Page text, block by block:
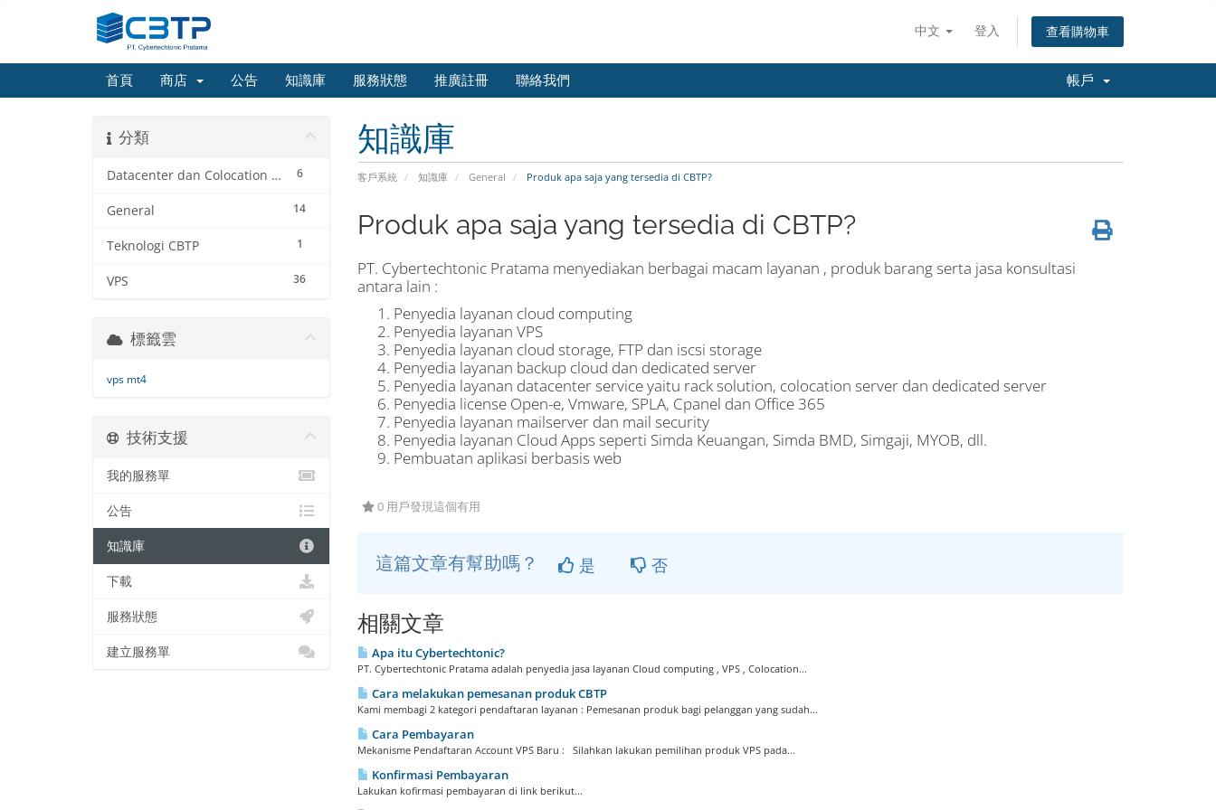
中文 登入 查看購物車
首頁 商店 公告 知識庫 服務狀態 推廣註冊 聯絡我們 帳戶
知識庫
客戶系統 知識庫 General Produk apa saja yang tersedia di CBTP?
分類
6
Datacenter dan Colocation Service
14
General
1
Teknologi CBTP
36
VPS
Produk apa saja yang tersedia di CBTP?
PT. Cybertechtonic Pratama menyediakan berbagai macam layanan , produk barang serta jasa konsultasi
antara lain :
Penyedia layanan cloud computing
Penyedia layanan VPS
Penyedia layanan cloud storage, FTP dan iscsi storage
Penyedia layanan backup cloud dan dedicated server
Penyedia layanan datacenter service yaitu rack solution, colocation server dan dedicated server
Penyedia license Open-e, Vmware, SPLA, Cpanel dan Office 365
Penyedia layanan mailserver dan mail security
Penyedia layanan Cloud Apps seperti Simda Keuangan, Simda BMD, Simgaji, MYOB, dll.
Pembuatan aplikasi berbasis web
0 用戶發現這個有用
這篇文章有幫助嗎？ 是 否
相關文章
Apa itu Cybertechtonic?
PT. Cybertechtonic Pratama adalah penyedia jasa layanan Cloud computing , VPS , Colocation...
Cara melakukan pemesanan produk CBTP
Kami membagi 2 kategori pendaftaran layanan : Pemesanan produk bagi pelanggan yang sudah...
Cara Pembayaran
Mekanisme Pendaftaran Account VPS Baru : Silahkan lakukan pemilihan produk VPS pada...
Konfirmasi Pembayaran
Lakukan kofirmasi pembayaran di link berikut...
標籤雲
vps mt4
技術支援
我的服務單
公告
知識庫
下載
服務狀態
建立服務單